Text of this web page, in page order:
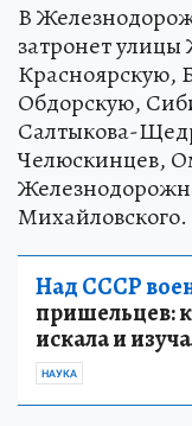
В
затронет
Красноярскую,
Обдорскую,
Салтыкова-
Челюскинцев,
Михайловского.
Над СССР
пришельцев:
искала и
НАУКА